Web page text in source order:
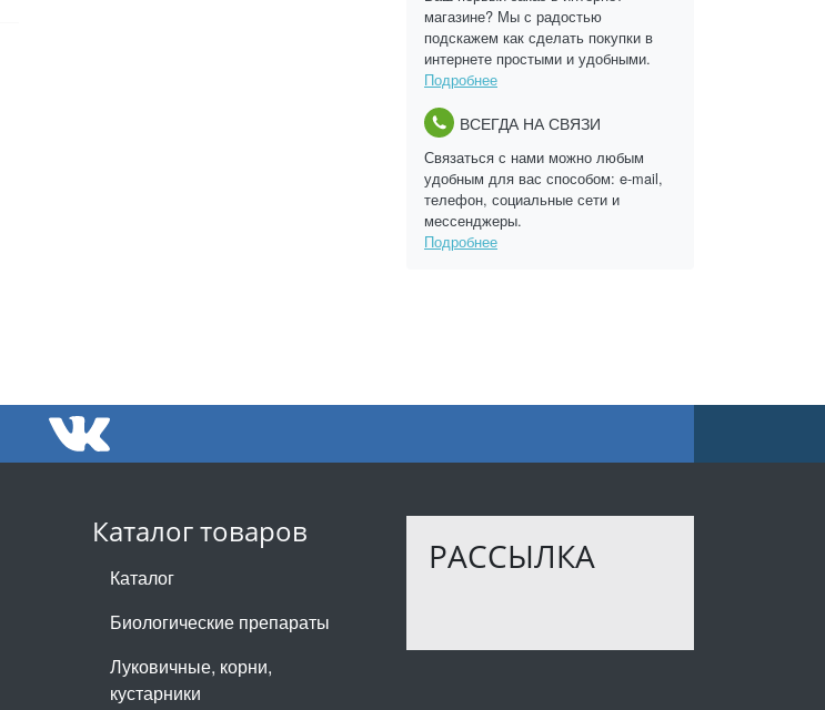
магазине? Мы с радостью
подскажем как сделать покупки в
интернете простыми и удобными.
Подробнее
ВСЕГДА НА СВЯЗИ
Связаться с нами можно любым
удобным для вас способом: e-mail,
телефон, социальные сети и
мессенджеры.
Подробнее
Каталог товаров
Каталог
Биологические препараты
Луковичные, корни,
кустарники
РАССЫЛКА